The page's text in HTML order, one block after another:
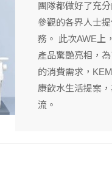
團隊都做好了充
參觀的各界人士
務。 此次AWE上
產品驚艷亮相，
的消費需求，
康飲水生活提案
流。